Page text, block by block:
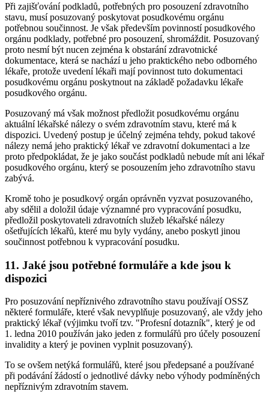
Při zajišťování podkladů, potřebných pro posouzení zdravotního
stavu, musí posuzovaný poskytovat posudkovému orgánu
potřebnou součinnost. Je však především povinností posudkového
orgánu podklady, potřebné pro posouzení, shromáždit. Posuzovaný
proto nesmí být nucen zejména k obstarání zdravotnické
dokumentace, která se nachází u jeho praktického nebo odborného
lékaře, protože uvedení lékaři mají povinnost tuto dokumentaci
posudkovému orgánu poskytnout na základě požadavku lékaře
posudkového orgánu.
Posuzovaný má však možnost předložit posudkovému orgánu
aktuální lékařské nálezy o svém zdravotním stavu, které má k
dispozici. Uvedený postup je účelný zejména tehdy, pokud takové
nálezy nemá jeho praktický lékař ve zdravotní dokumentaci a lze
proto předpokládat, že je jako součást podkladů nebude mít ani lékař
posudkového orgánu, který se posouzením jeho zdravotního stavu
zabývá.
Kromě toho je posudkový orgán oprávněn vyzvat posuzovaného,
aby sdělil a doložil údaje významné pro vypracování posudku,
předložil poskytovateli zdravotních služeb lékařské nálezy
ošetřujících lékařů, které mu byly vydány, anebo poskytl jinou
součinnost potřebnou k vypracování posudku.
11. Jaké jsou potřebné formuláře a kde jsou k
dispozici
Pro posuzování nepříznivého zdravotního stavu používají OSSZ
některé formuláře, které však nevyplňuje posuzovaný, ale vždy jeho
praktický lékař (výjimku tvoří tzv. "Profesní dotazník", který je od
1. ledna 2010 používán jako jeden z formulářů pro účely posouzení
invalidity a který je povinen vyplnit posuzovaný).
To se ovšem netýká formulářů, které jsou předepsané a používané
při podávání žádostí o jednotlivé dávky nebo výhody podmíněných
nepříznivým zdravotním stavem.